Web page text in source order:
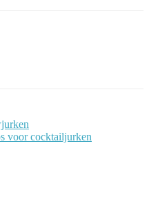
voor cocktailjurken